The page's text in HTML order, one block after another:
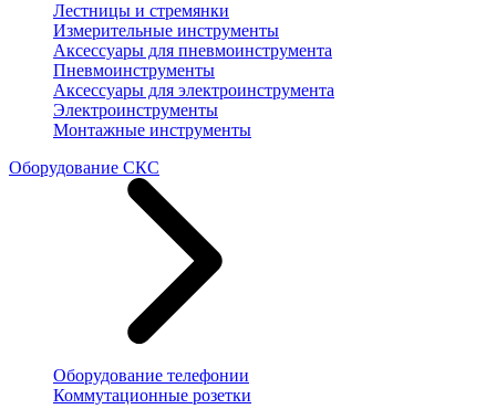
Лестницы и стремянки
Измерительные инструменты
Аксессуары для пневмоинструмента
Пневмоинструменты
Аксессуары для электроинструмента
Электроинструменты
Монтажные инструменты
Оборудование СКС
Оборудование телефонии
Коммутационные розетки